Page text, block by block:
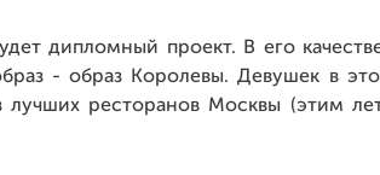
дипломный проект. В его
- образ Королевы. Девушек в
лучших ресторанов Москвы (этим